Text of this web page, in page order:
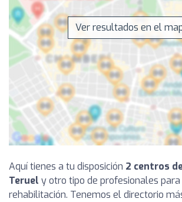
Ver resultados en el
Aquí tienes a tu disposición 2 centros
Teruel y otro tipo de profesionales para
rehabilitación. Tenemos el directorio